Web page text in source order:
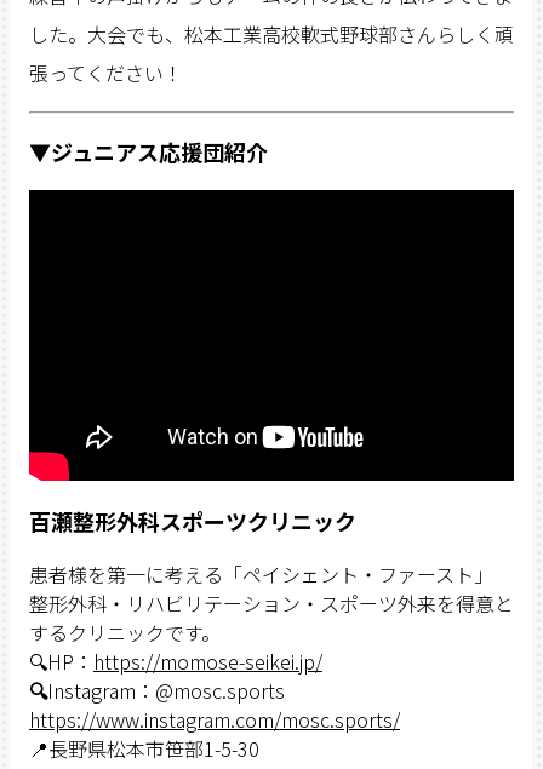
した。大会でも、松本工業高校軟式野球部さんらしく頑
張ってください！
▼ジュニアス応援団紹介
百瀬整形外科スポーツクリニック
患者様を第一に考える「ペイシェント・ファースト」
整形外科・リハビリテーション・スポーツ外来を得意と
するクリニックです。
🔍HP： https://momose-seikei.jp/
🔍Instagram：@mosc.sports
https://www.instagram.com/mosc.sports/
📍長野県松本市笹部1-5-30